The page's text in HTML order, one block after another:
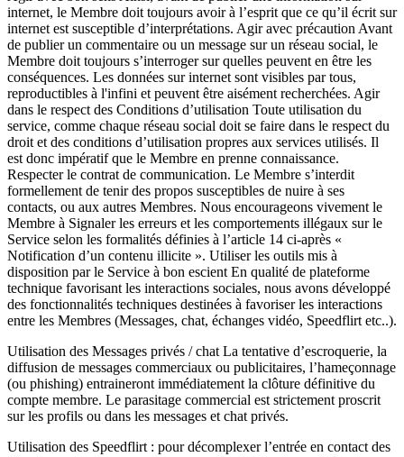
internet, le Membre doit toujours avoir à l’esprit que ce qu’il écrit sur
internet est susceptible d’interprétations. Agir avec précaution Avant
de publier un commentaire ou un message sur un réseau social, le
Membre doit toujours s’interroger sur quelles peuvent en être les
conséquences. Les données sur internet sont visibles par tous,
reproductibles à l'infini et peuvent être aisément recherchées. Agir
dans le respect des Conditions d’utilisation Toute utilisation du
service, comme chaque réseau social doit se faire dans le respect du
droit et des conditions d’utilisation propres aux services utilisés. Il
est donc impératif que le Membre en prenne connaissance.
Respecter le contrat de communication. Le Membre s’interdit
formellement de tenir des propos susceptibles de nuire à ses
contacts, ou aux autres Membres. Nous encourageons vivement le
Membre à Signaler les erreurs et les comportements illégaux sur le
Service selon les formalités définies à l’article 14 ci-après «
Notification d’un contenu illicite ». Utiliser les outils mis à
disposition par le Service à bon escient En qualité de plateforme
technique favorisant les interactions sociales, nous avons développé
des fonctionnalités techniques destinées à favoriser les interactions
entre les Membres (Messages, chat, échanges vidéo, Speedflirt etc..).
Utilisation des Messages privés / chat La tentative d’escroquerie, la
diffusion de messages commerciaux ou publicitaires, l’hameçonnage
(ou phishing) entraineront immédiatement la clôture définitive du
compte membre. Le parasitage commercial est strictement proscrit
sur les profils ou dans les messages et chat privés.
Utilisation des Speedflirt : pour décomplexer l’entrée en contact des